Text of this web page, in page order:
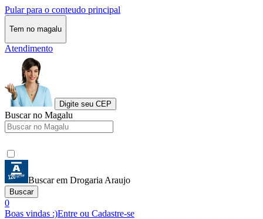
Pular para o conteudo principal
Tem no magalu
Atendimento
Digite seu CEP
Buscar no Magalu
Buscar em Drogaria Araujo
Buscar
0
Boas vindas :)Entre ou Cadastre-se